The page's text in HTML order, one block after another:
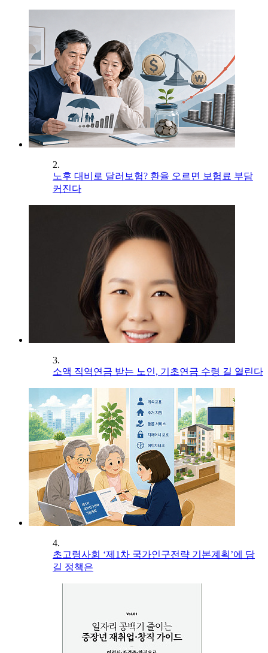
2.
노후 대비로 달러보험? 환율 오르면 보험료 부담
커진다
3.
소액 직역연금 받는 노인, 기초연금 수령 길 열린다
4.
초고령사회 ‘제1차 국가인구전략 기본계획’에 담
길 정책은